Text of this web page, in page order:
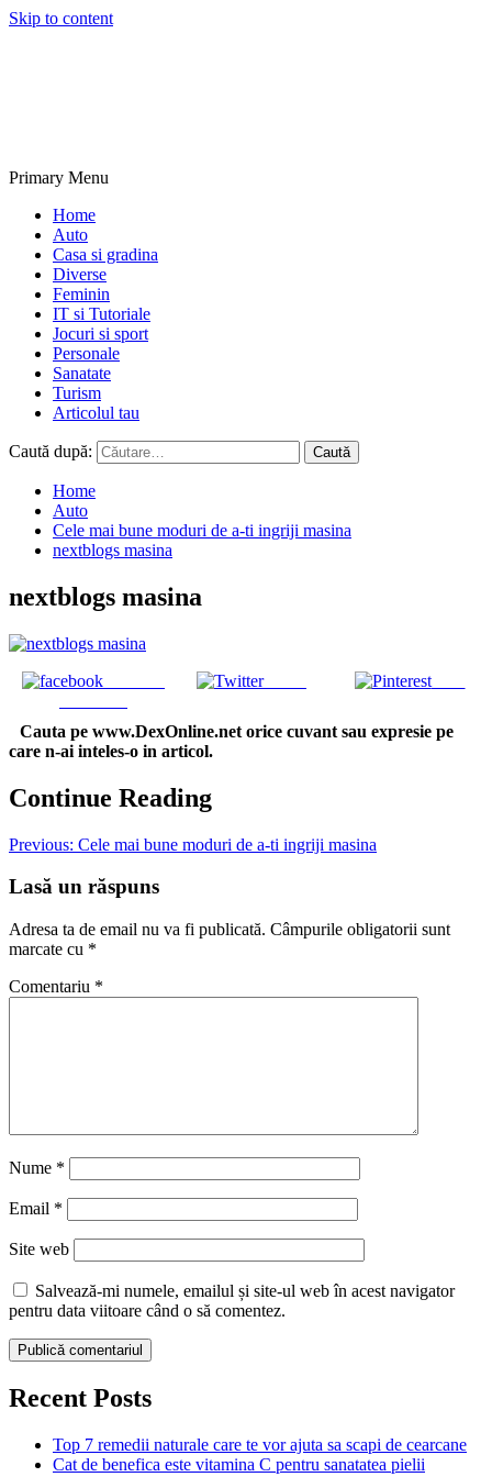
Skip to content
Primary Menu
Home
Auto
Casa si gradina
Diverse
Feminin
IT si Tutoriale
Jocuri si sport
Personale
Sanatate
Turism
Articolul tau
Caută după:
Home
Auto
Cele mai bune moduri de a-ti ingriji masina
nextblogs masina
nextblogs masina
Tweet Save
Cauta pe www.DexOnline.net orice cuvant sau expresie pe
care n-ai inteles-o in articol.
Continue Reading
Previous: Cele mai bune moduri de a-ti ingriji masina
Lasă un răspuns
Adresa ta de email nu va fi publicată. Câmpurile obligatorii sunt
marcate cu *
Comentariu *
Nume *
Email *
Site web
Salvează-mi numele, emailul și site-ul web în acest navigator
pentru data viitoare când o să comentez.
Recent Posts
Top 7 remedii naturale care te vor ajuta sa scapi de cearcane
Cat de benefica este vitamina C pentru sanatatea pielii